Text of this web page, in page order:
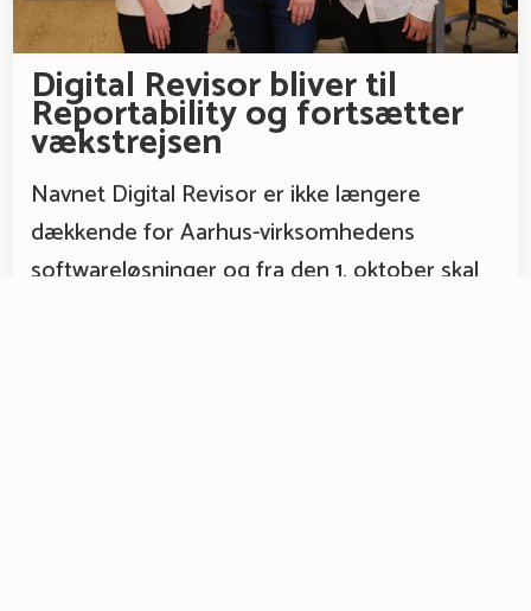
Digital Revisor bliver til
Reportability og fortsætter
vækstrejsen
Navnet Digital Revisor er ikke længere
dækkende for Aarhus-virksomhedens
softwareløsninger og fra den 1. oktober skal